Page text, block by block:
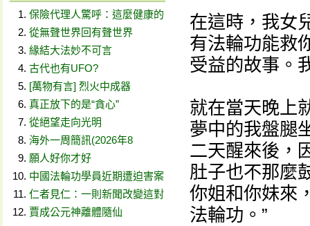
保險代理人驚呼：這麼健康的
從無聲世界回有聲世界
緣結大法妙不可言
古代也有UFO?
[萬物有言] 烈火中成器
真正放下的是“貪心”
從絕望走向光明
海外一周簡訊(2026年8
願人好你才好
中國法輪功學員近期遭迫害案
仁者見仁：一則新聞改變這對
賈成公元神離體隨仙
在這時，我女
有法輪功能救
受益的故事。
就在當天晚上
夢中的我盤腿
二天醒來後，
肚子也不那麼
你姐和你妹來
法輪功。”